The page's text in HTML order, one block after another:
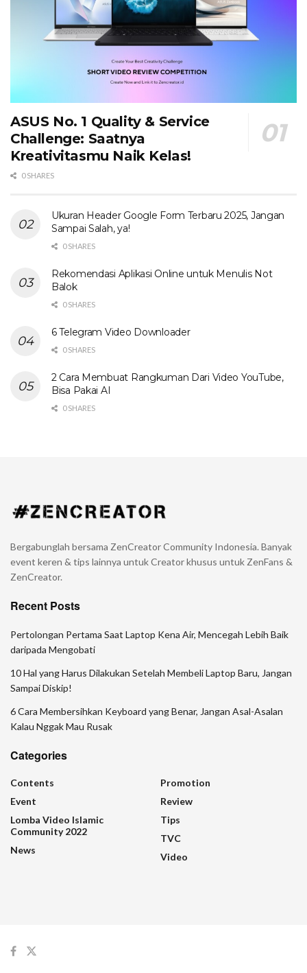
ASUS No. 1 Quality & Service
Challenge: Saatnya
Kreativitasmu Naik Kelas!
0 SHARES
Ukuran Header Google Form Terbaru 2025, Jangan
Sampai Salah, ya!
0 SHARES
Rekomendasi Aplikasi Online untuk Menulis Not
Balok
0 SHARES
6 Telegram Video Downloader
0 SHARES
2 Cara Membuat Rangkuman Dari Video YouTube,
Bisa Pakai AI
0 SHARES
Bergabunglah bersama ZenCreator Community Indonesia. Banyak
event keren & tips lainnya untuk Creator khusus untuk ZenFans &
ZenCreator.
Recent Posts
Pertolongan Pertama Saat Laptop Kena Air, Mencegah Lebih Baik
daripada Mengobati
10 Hal yang Harus Dilakukan Setelah Membeli Laptop Baru, Jangan
Sampai Diskip!
6 Cara Membersihkan Keyboard yang Benar, Jangan Asal-Asalan
Kalau Nggak Mau Rusak
Categories
Contents
Event
Lomba Video Islamic
Community 2022
News
Promotion
Review
Tips
TVC
Video